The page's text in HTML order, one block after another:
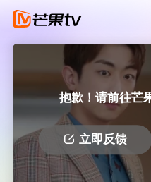
抱歉！请前往芒
立即反馈